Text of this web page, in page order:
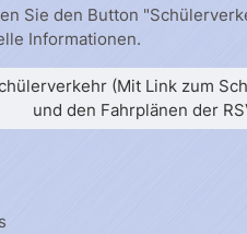
Sie den Button
Informationen.
(Mit Link zum
und den Fahrplänen der